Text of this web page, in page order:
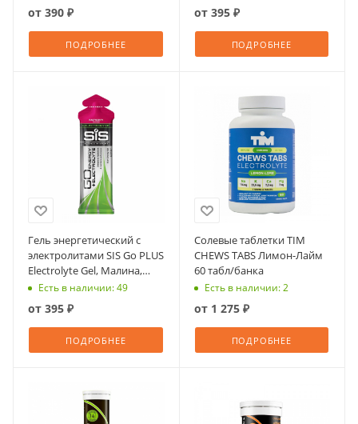
от 390 ₽
ПОДРОБНЕЕ
от 395 ₽
ПОДРОБНЕЕ
Гель энергетический с
электролитами SIS Go PLUS
Electrolyte Gel, Малина,
60млЕсть в наличии: 49
от 395 ₽
ПОДРОБНЕЕ
Солевые таблетки TIM
CHEWS TABS Лимон-Лайм
60 табл/банка
Есть в наличии: 2
от 1 275 ₽
ПОДРОБНЕЕ